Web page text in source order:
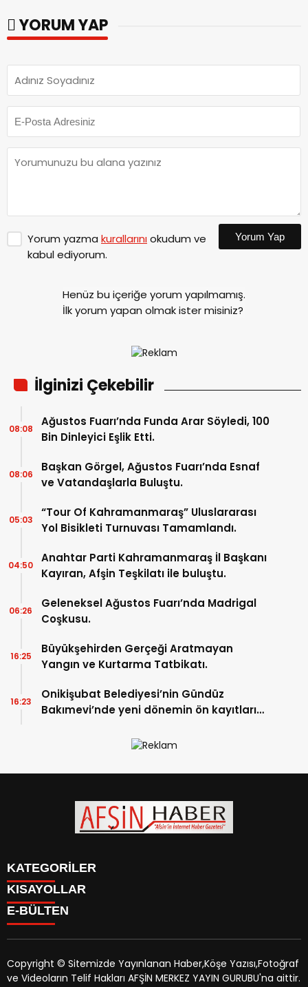
YORUM YAP
Yorum yazma kurallarınıokudum ve
kabul ediyorum.
Yorum Yap
Henüz bu içeriğe yorum yapılmamış.
İlk yorum yapan olmak ister misiniz?
İlginizi Çekebilir
Ağustos Fuarı’nda Funda Arar Söyledi, 100
Bin Dinleyici Eşlik Etti.
08:08
Başkan Görgel, Ağustos Fuarı’nda Esnaf
ve Vatandaşlarla Buluştu.
08:06
“Tour Of Kahramanmaraş” Uluslararası
Yol Bisikleti Turnuvası Tamamlandı.
05:03
Anahtar Parti Kahramanmaraş İl Başkanı
Kayıran, Afşin Teşkilatı ile buluştu.
04:50
Geleneksel Ağustos Fuarı’nda Madrigal
Coşkusu.
06:26
Büyükşehirden Gerçeği Aratmayan
Yangın ve Kurtarma Tatbikatı.
16:25
Onikişubat Belediyesi’nin Gündüz
Bakımevi’nde yeni dönemin ön kayıtları
16:23
KATEGORİLER
SİYASET
EĞİTİM
MAGAZİN
MANŞETLER
KISAYOLLAR
SİYASET
EĞİTİM
KÜLTÜR SANAT
MAGAZİN
E-BÜLTEN
Copyright © Sitemizde Yayınlanan Haber,Köşe Yazısı,Fotoğraf
ve Videoların Telif Hakları AFŞİN MERKEZ YAYIN GURUBU'na aittir.